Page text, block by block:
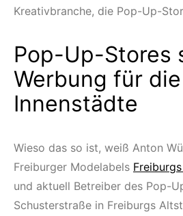
Kreativbranche, die Pop-Up-
Pop-Up-Stores
Werbung für die
Innenstädte
Wieso das so ist, weiß Anton
Freiburger Modelabels
und aktuell Betreiber des Pop-
Schusterstraße in Freiburgs